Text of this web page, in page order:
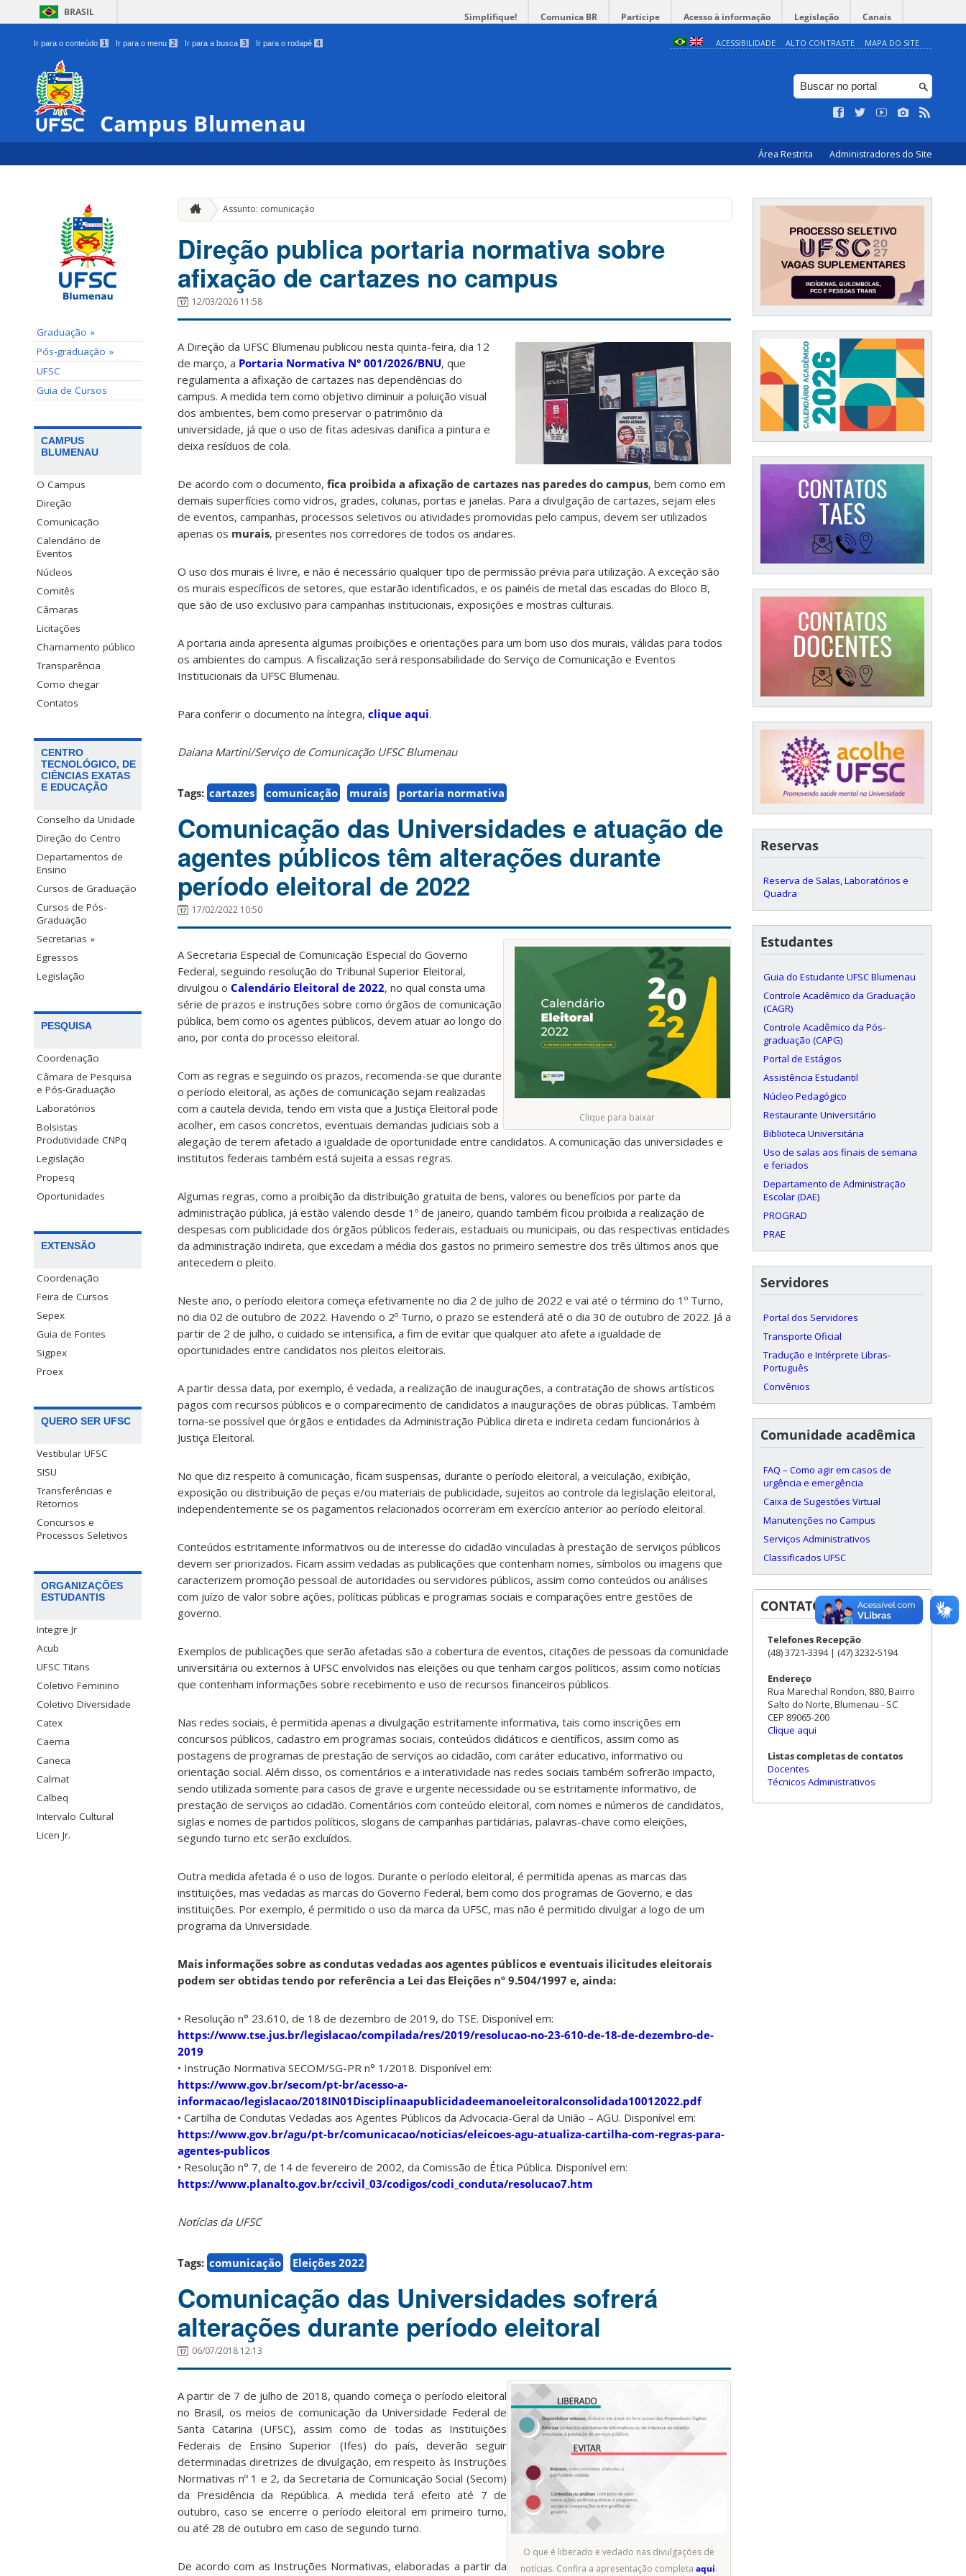
BRASIL Simplifique! Comunica BR Participe Acesso à informação Legislação Canais
Ir para o conteúdo 1 Ir para o menu 2 Ir para a busca 3 Ir para o rodapé 4 ACESSIBILIDADE ALTO CONTRASTE MAPA DO SITE
Campus Blumenau
Área Restrita Administradores do Site
Graduação »
Pós-graduação »
UFSC
Guia de Cursos
CAMPUS
BLUMENAU
O Campus
Direção
Comunicação
Calendário de
Eventos
Núcleos
Comitês
Câmaras
Licitações
Chamamento público
Transparência
Como chegar
Contatos
CENTRO
TECNOLÓGICO, DE
CIÊNCIAS EXATAS
E EDUCAÇÃO
Conselho da Unidade
Direção do Centro
Departamentos de
Ensino
Cursos de Graduação
Cursos de Pós-
Graduação
Secretarias »
Egressos
Legislação
PESQUISA
Coordenação
Câmara de Pesquisa
e Pós-Graduação
Laboratórios
Bolsistas
Produtividade CNPq
Legislação
Propesq
Oportunidades
EXTENSÃO
Coordenação
Feira de Cursos
Sepex
Guia de Fontes
Sigpex
Proex
QUERO SER UFSC
Vestibular UFSC
SISU
Transferências e
Retornos
Concursos e
Processos Seletivos
ORGANIZAÇÕES
ESTUDANTIS
Integre Jr
Acub
UFSC Titans
Coletivo Feminino
Coletivo Diversidade
Catex
Caema
Caneca
Calmat
Calbeq
Intervalo Cultural
Licen Jr.
Assunto: comunicação
Direção publica portaria normativa sobre
afixação de cartazes no campus
12/03/2026 11:58
A Direção da UFSC Blumenau publicou nesta quinta-feira, dia 12
de março, a Portaria Normativa N° 001/2026/BNU, que
regulamenta a afixação de cartazes nas dependências do
campus. A medida tem como objetivo diminuir a poluição visual
dos ambientes, bem como preservar o patrimônio da
universidade, já que o uso de fitas adesivas danifica a pintura e
deixa resíduos de cola.
De acordo com o documento, fica proibida a afixação de cartazes nas paredes do campus, bem como em
demais superfícies como vidros, grades, colunas, portas e janelas. Para a divulgação de cartazes, sejam eles
de eventos, campanhas, processos seletivos ou atividades promovidas pelo campus, devem ser utilizados
apenas os murais, presentes nos corredores de todos os andares.
O uso dos murais é livre, e não é necessário qualquer tipo de permissão prévia para utilização. A exceção são
os murais específicos de setores, que estarão identificados, e os painéis de metal das escadas do Bloco B,
que são de uso exclusivo para campanhas institucionais, exposições e mostras culturais.
A portaria ainda apresenta algumas proibições e orientações para um bom uso dos murais, válidas para todos
os ambientes do campus. A fiscalização será responsabilidade do Serviço de Comunicação e Eventos
Institucionais da UFSC Blumenau.
Para conferir o documento na íntegra, clique aqui.
Daiana Martini/Serviço de Comunicação UFSC Blumenau
Tags: cartazes comunicação murais portaria normativa
Comunicação das Universidades e atuação de
agentes públicos têm alterações durante
período eleitoral de 2022
17/02/2022 10:50
Clique para baixar
A Secretaria Especial de Comunicação Especial do Governo
Federal, seguindo resolução do Tribunal Superior Eleitoral,
divulgou o Calendário Eleitoral de 2022, no qual consta uma
série de prazos e instruções sobre como órgãos de comunicação
pública, bem como os agentes públicos, devem atuar ao longo do
ano, por conta do processo eleitoral.
Com as regras e seguindo os prazos, recomenda-se que durante
o período eleitoral, as ações de comunicação sejam realizadas
com a cautela devida, tendo em vista que a Justiça Eleitoral pode
acolher, em casos concretos, eventuais demandas judiciais sob a
alegação de terem afetado a igualdade de oportunidade entre candidatos. A comunicação das universidades e
institutos federais também está sujeita a essas regras.
Algumas regras, como a proibição da distribuição gratuita de bens, valores ou benefícios por parte da
administração pública, já estão valendo desde 1º de janeiro, quando também ficou proibida a realização de
despesas com publicidade dos órgãos públicos federais, estaduais ou municipais, ou das respectivas entidades
da administração indireta, que excedam a média dos gastos no primeiro semestre dos três últimos anos que
antecedem o pleito.
Neste ano, o período eleitora começa efetivamente no dia 2 de julho de 2022 e vai até o término do 1º Turno,
no dia 02 de outubro de 2022. Havendo o 2º Turno, o prazo se estenderá até o dia 30 de outubro de 2022. Já a
partir de 2 de julho, o cuidado se intensifica, a fim de evitar que qualquer ato afete a igualdade de
oportunidades entre candidatos nos pleitos eleitorais.
A partir dessa data, por exemplo, é vedada, a realização de inaugurações, a contratação de shows artísticos
pagos com recursos públicos e o comparecimento de candidatos a inaugurações de obras públicas. Também
torna-se possível que órgãos e entidades da Administração Pública direta e indireta cedam funcionários à
Justiça Eleitoral.
No que diz respeito à comunicação, ficam suspensas, durante o período eleitoral, a veiculação, exibição,
exposição ou distribuição de peças e/ou materiais de publicidade, sujeitos ao controle da legislação eleitoral,
independentemente se os pagamentos relacionados ocorreram em exercício anterior ao período eleitoral.
Conteúdos estritamente informativos ou de interesse do cidadão vinculadas à prestação de serviços públicos
devem ser priorizados. Ficam assim vedadas as publicações que contenham nomes, símbolos ou imagens que
caracterizem promoção pessoal de autoridades ou servidores públicos, assim como conteúdos ou análises
com juízo de valor sobre ações, políticas públicas e programas sociais e comparações entre gestões de
governo.
Exemplos de publicações que serão afetadas são a cobertura de eventos, citações de pessoas da comunidade
universitária ou externos à UFSC envolvidos nas eleições ou que tenham cargos políticos, assim como notícias
que contenham informações sobre recebimento e uso de recursos financeiros públicos.
Nas redes sociais, é permitida apenas a divulgação estritamente informativa, tais como inscrições em
concursos públicos, cadastro em programas sociais, conteúdos didáticos e científicos, assim como as
postagens de programas de prestação de serviços ao cidadão, com caráter educativo, informativo ou
orientação social. Além disso, os comentários e a interatividade nas redes sociais também sofrerão impacto,
sendo utilizada somente para casos de grave e urgente necessidade ou se estritamente informativo, de
prestação de serviços ao cidadão. Comentários com conteúdo eleitoral, com nomes e números de candidatos,
siglas e nomes de partidos políticos, slogans de campanhas partidárias, palavras-chave como eleições,
segundo turno etc serão excluídos.
Outra medida afetada é o uso de logos. Durante o período eleitoral, é permitida apenas as marcas das
instituições, mas vedadas as marcas do Governo Federal, bem como dos programas de Governo, e das
instituições. Por exemplo, é permitido o uso da marca da UFSC, mas não é permitido divulgar a logo de um
programa da Universidade.
Mais informações sobre as condutas vedadas aos agentes públicos e eventuais ilicitudes eleitorais
podem ser obtidas tendo por referência a Lei das Eleições nº 9.504/1997 e, ainda:
• Resolução n° 23.610, de 18 de dezembro de 2019, do TSE. Disponível em:
https://www.tse.jus.br/legislacao/compilada/res/2019/resolucao-no-23-610-de-18-de-dezembro-de-
2019
• Instrução Normativa SECOM/SG-PR n° 1/2018. Disponível em:
https://www.gov.br/secom/pt-br/acesso-a-
informacao/legislacao/2018IN01Disciplinaapublicidadeemanoeleitoralconsolidada10012022.pdf
• Cartilha de Condutas Vedadas aos Agentes Públicos da Advocacia-Geral da União – AGU. Disponível em:
https://www.gov.br/agu/pt-br/comunicacao/noticias/eleicoes-agu-atualiza-cartilha-com-regras-para-
agentes-publicos
• Resolução n° 7, de 14 de fevereiro de 2002, da Comissão de Ética Pública. Disponível em:
https://www.planalto.gov.br/ccivil_03/codigos/codi_conduta/resolucao7.htm
Notícias da UFSC
Tags: comunicação Eleições 2022
Comunicação das Universidades sofrerá
alterações durante período eleitoral
06/07/2018 12:13
O que é liberado e vedado nas divulgações de
notícias. Confira a apresentação completa aqui.
A partir de 7 de julho de 2018, quando começa o período eleitoral
no Brasil, os meios de comunicação da Universidade Federal de
Santa Catarina (UFSC), assim como de todas as Instituições
Federais de Ensino Superior (Ifes) do país, deverão seguir
determinadas diretrizes de divulgação, em respeito às Instruções
Normativas nº 1 e 2, da Secretaria de Comunicação Social (Secom)
da Presidência da República. A medida terá efeito até 7 de
outubro, caso se encerre o período eleitoral em primeiro turno,
ou até 28 de outubro em caso de segundo turno.
De acordo com as Instruções Normativas, elaboradas a partir da
Reservas
Reserva de Salas, Laboratórios e
Quadra
Estudantes
Guia do Estudante UFSC Blumenau
Controle Acadêmico da Graduação
(CAGR)
Controle Acadêmico da Pós-
graduação (CAPG)
Portal de Estágios
Assistência Estudantil
Núcleo Pedagógico
Restaurante Universitário
Biblioteca Universitária
Uso de salas aos finais de semana
e feriados
Departamento de Administração
Escolar (DAE)
PROGRAD
PRAE
Servidores
Portal dos Servidores
Transporte Oficial
Tradução e Intérprete Libras-
Português
Convênios
Comunidade acadêmica
FAQ – Como agir em casos de
urgência e emergência
Caixa de Sugestões Virtual
Manutenções no Campus
Serviços Administrativos
Classificados UFSC
CONTATOS
Telefones Recepção
(48) 3721-3394 | (47) 3232-5194
Endereço
Rua Marechal Rondon, 880, Bairro
Salto do Norte, Blumenau - SC
CEP 89065-200
Clique aqui
Listas completas de contatos
Docentes
Técnicos Administrativos